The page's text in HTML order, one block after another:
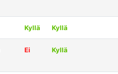
Kyllä Kyllä
Ei Kyllä